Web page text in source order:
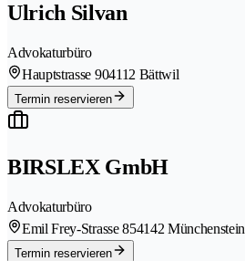
Ulrich Silvan
Advokaturbüro
Hauptstrasse 904112 Bättwil
Termin reservieren
BIRSLEX GmbH
Advokaturbüro
Emil Frey-Strasse 854142 Münchenstein
Termin reservieren